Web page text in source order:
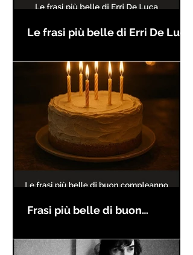
Le frasi più belle di Erri De Luca
Frasi più belle di buon